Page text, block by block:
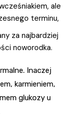
ale
terminu,
za najbardziej
noworodka.
Inaczej
karmieniem,
glukozy u